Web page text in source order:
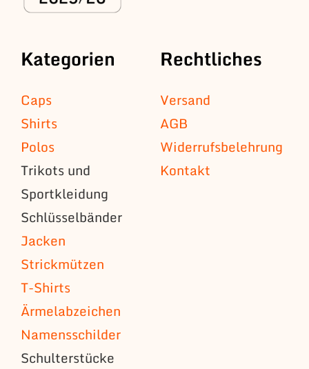
Kategorien
Caps
Shirts
Polos
Trikots und
Sportkleidung
Schlüsselbänder
Jacken
Strickmützen
T-Shirts
Ärmelabzeichen
Namensschilder
Schulterstücke
Rechtliches
Versand
AGB
Widerrufsbelehrung
Kontakt